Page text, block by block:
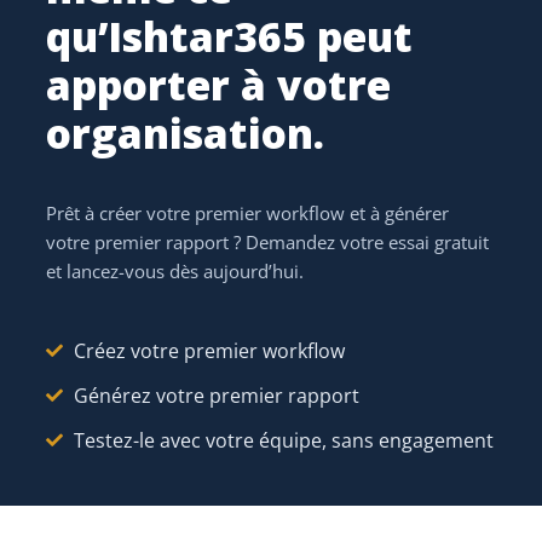
OWNER Sarah Vermeersch
Backup : Tom Claes
ÉTAPE Qualification
Besoin confirmé · 2 appels effectués
JD Jan De Smet
jan.desmet@example.be · +32 478 12 34 56
MEMBRE DE 3 ORGANISATIONS
CFO · décideur
qu’Ishtar365 peut
apporter à votre
organisation.
Prêt à créer votre premier workflow et à générer
votre premier rapport ? Demandez votre essai gratuit
et lancez-vous dès aujourd’hui.
Créez votre premier workflow
Générez votre premier rapport
Testez-le avec votre équipe, sans engagement